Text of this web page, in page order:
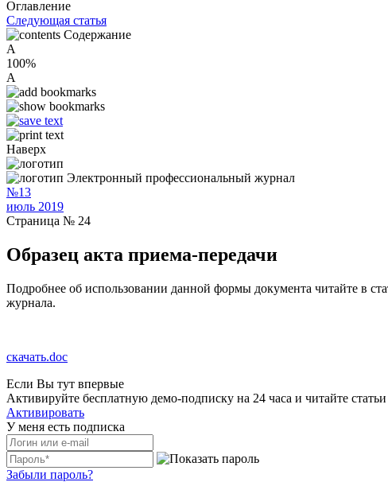
Оглавление
Следующая статья
Содержание
A
100%
A
Наверх
Электронный профессиональный журнал
№13
июль 2019
Страница № 24
Образец акта приема-передачи
Подробнее об использовании данной формы документа читайте в
журнала.
скачать.doc
Если Вы тут впервые
Активируйте бесплатную демо-подписку на 24 часа и читайте
Активировать
У меня есть подписка
Забыли пароль?